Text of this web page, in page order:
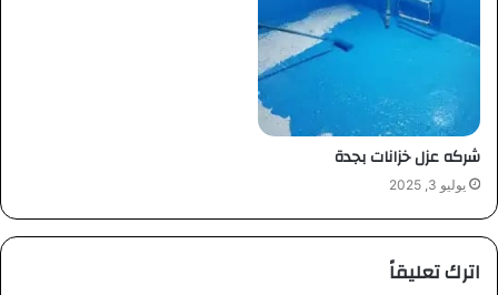
شركه عزل خزانات بجدة
يوليو 3, 2025
اترك تعليقاً